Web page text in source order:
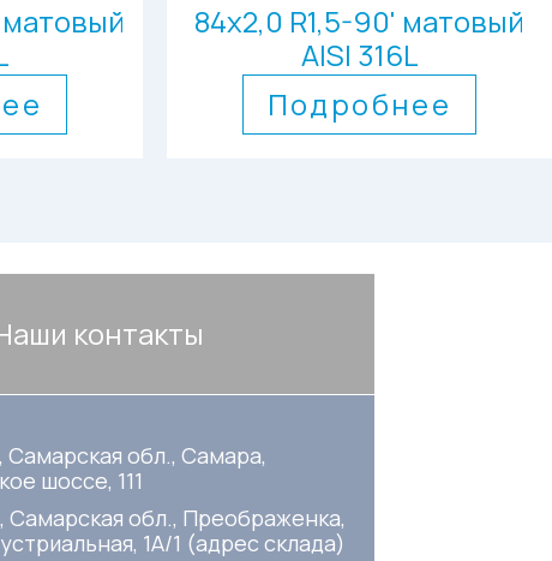
матовый
84х2,0 R1,5-90' матовый
AISI 316L
Подробнее
контакты
Самарская обл., Самара,
шоссе, 111
Самарская обл., Преображенка,
1А/1 (адрес склада)